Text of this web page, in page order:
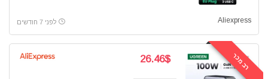
Aliexpress לפני 7 חודשים
רב מכר 26.46$